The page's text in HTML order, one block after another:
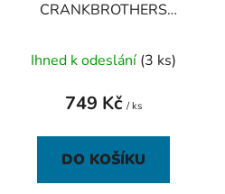
CRANKBROTHERS
Ihned k odeslání (3 ks)
749 Kč / ks
DO KOŠÍKU